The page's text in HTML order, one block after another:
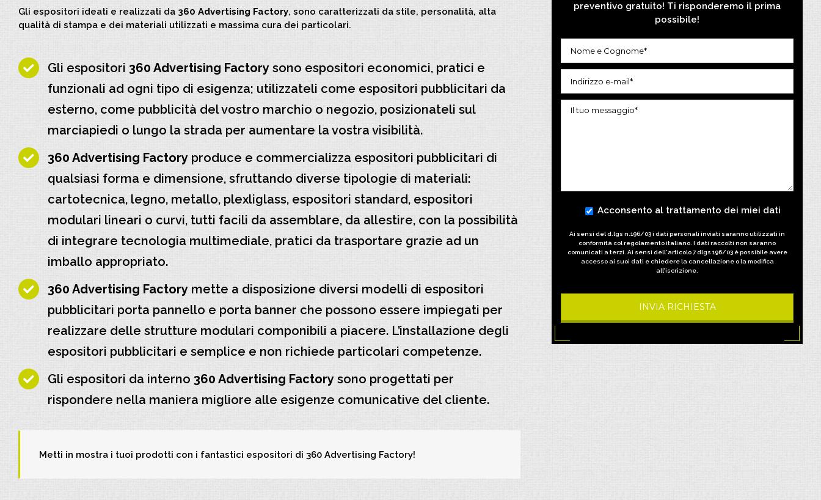
Gli espositori ideati e realizzati da 360 Advertising Factory, sono caratterizzati da stile, personalità, alta
qualità di stampa e dei materiali utilizzati e massima cura dei particolari.
Gli espositori 360 Advertising Factory sono espositori economici, pratici e
funzionali ad ogni tipo di esigenza; utilizzateli come espositori pubblicitari da
esterno, come pubblicità del vostro marchio o negozio, posizionateli sul
marciapiedi o lungo la strada per aumentare la vostra visibilità.
360 Advertising Factory produce e commercializza espositori pubblicitari di
qualsiasi forma e dimensione, sfruttando diverse tipologie di materiali:
cartotecnica, legno, metallo, plexliglass, espositori standard, espositori
modulari lineari o curvi, tutti facili da assemblare, da allestire, con la possibilità
di integrare tecnologia multimediale, pratici da trasportare grazie ad un
imballo appropriato.
360 Advertising Factory mette a disposizione diversi modelli di espositori
pubblicitari porta pannello e porta banner che possono essere impiegati per
realizzare delle strutture modulari componibili a piacere. L’installazione degli
espositori pubblicitari e semplice e non richiede particolari competenze.
Gli espositori da interno 360 Advertising Factory sono progettati per
rispondere nella maniera migliore alle esigenze comunicative del cliente.
Metti in mostra i tuoi prodotti con i fantastici espositori di 360 Advertising Factory!
preventivo gratuito! Ti risponderemo il prima
possibile!
Acconsento al trattamento dei miei dati
Ai sensi del d.lgs n.196/03 i dati personali inviati saranno utilizzati in
conformità col regolamento italiano. I dati raccolti non saranno
comunicati a terzi. Ai sensi dell'articolo 7 dlgs 196/03 è possibile avere
accesso ai suoi dati e chiedere la cancellazione o la modifica
all’iscrizione.